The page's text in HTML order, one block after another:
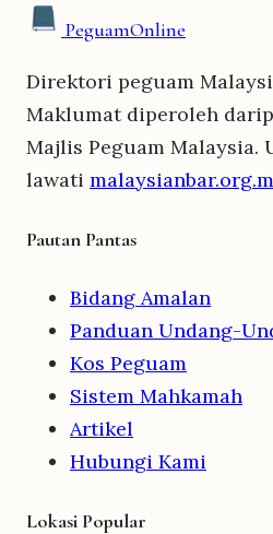
PeguamOnline
Direktori peguam
Maklumat diperoleh
Majlis Peguam Malaysia.
lawati
Pautan Pantas
Bidang Amalan
Panduan Undang-
Kos Peguam
Sistem Mahkamah
Artikel
Hubungi Kami
Lokasi Popular